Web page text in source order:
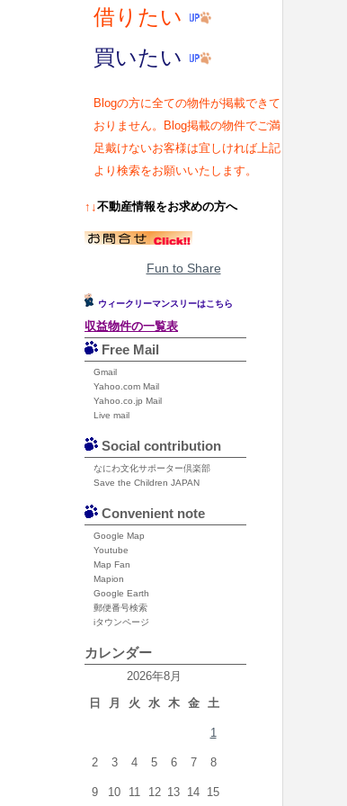
借りたい
買いたい
Blogの方に全ての物件が掲載できて
おりません。Blog掲載の物件でご満
足戴けないお客様は宜しければ上記
より検索をお願いいたします。
↑↓不動産情報をお求めの方へ
Fun to Share
ウィークリーマンスリーはこちら
収益物件の一覧表
Free Mail
Gmail
Yahoo.com Mail
Yahoo.co.jp Mail
Live mail
Social contribution
なにわ文化サポーター倶楽部
Save the Children JAPAN
Convenient note
Google Map
Youtube
Map Fan
Mapion
Google Earth
郵便番号検索
iタウンページ
カレンダー
2026年8月
日
月 火 水 木 金 土
1
2 3 4 5 6 7 8
9 10 11 12 13 14 15